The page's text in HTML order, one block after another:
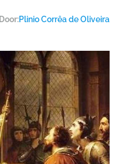
Door:Plinio Corrêa de Oliveira